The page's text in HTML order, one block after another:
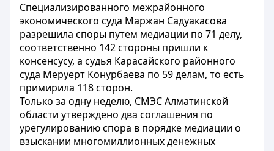
Специализированного межрайонного
экономического суда Маржан Садуакасова
разрешила споры путем медиации по 71 делу,
соответственно 142 стороны пришли к
консенсусу, а судья Карасайского районного
суда Меруерт Конурбаева по 59 делам, то есть
примирила 118 сторон.
Только за одну неделю, СМЭС Алматинской
области утверждено два соглашения по
урегулированию спора в порядке медиации о
взыскании многомиллионных денежных